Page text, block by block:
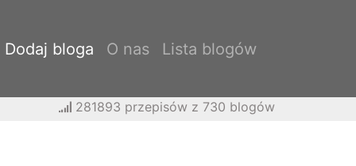
Dodaj bloga O nas Lista blogów
281893 przepisów z 730 blogów